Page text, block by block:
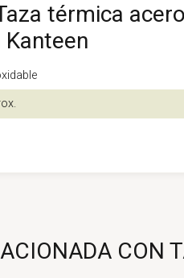
térmica
CON